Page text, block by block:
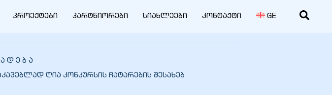
პროექტები პარტნიორები სიახლეები კონტაქტი GE
დ ე ბ ა
ღია კონკურსის ჩატარების შესახებ